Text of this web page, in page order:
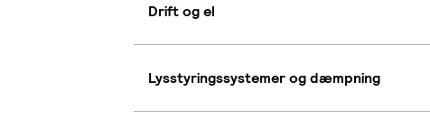
Drift og el
Lysstyringssystemer og dæmpning